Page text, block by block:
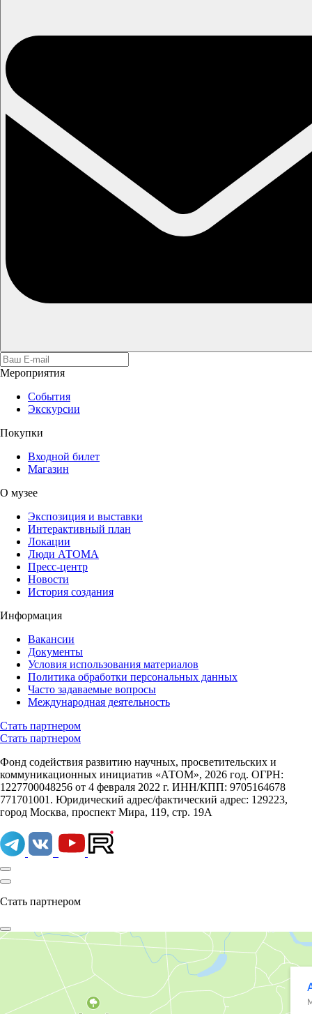
Мероприятия
События
Экскурсии
Покупки
Входной билет
Магазин
О музее
Экспозиция и выставки
Интерактивный план
Локации
Люди АТОМА
Пресс-центр
Новости
История создания
Информация
Вакансии
Документы
Условия использования материалов
Политика обработки персональных данных
Часто задаваемые вопросы
Международная деятельность
Стать партнером
Стать партнером
Фонд содействия развитию научных, просветительских и
коммуникационных инициатив «АТОМ», 2026 год. ОГРН:
1227700048256 от 4 февраля 2022 г. ИНН/КПП: 9705164678
771701001. Юридический адрес/фактический адрес: 129223,
город Москва, проспект Мира, 119, стр. 19А
Стать партнером